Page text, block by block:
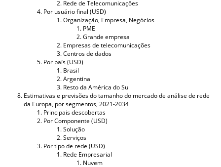
Rede de Telecomunicações
Por usuário final (USD)
Organização, Empresa, Negócios
PME
Grande empresa
Empresas de telecomunicações
Centros de dados
Por país (USD)
Brasil
Argentina
Resto da América do Sul
Estimativas e previsões do tamanho do mercado de análise de rede
da Europa, por segmentos, 2021-2034
Principais descobertas
Por Componente (USD)
Solução
Serviços
Por tipo de rede (USD)
Rede Empresarial
Nuvem